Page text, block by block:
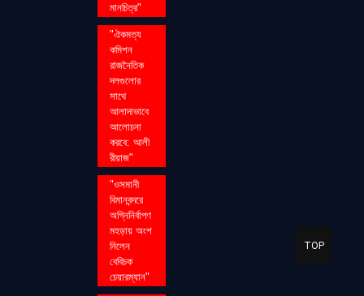
মানচিত্র"
"ঐকমত্য
কমিশন
রাজনৈতিক
দলগুলোর
সাথে
আলাদাভাবে
আলোচনা
করবে: আলী
রীয়াজ"
"ওসমানী
বিমানবন্দরে
অগ্নিনির্বাপণ
মহড়ায় অংশ
নিলেন
বেবিচক
চেয়ারম্যান"
TOP